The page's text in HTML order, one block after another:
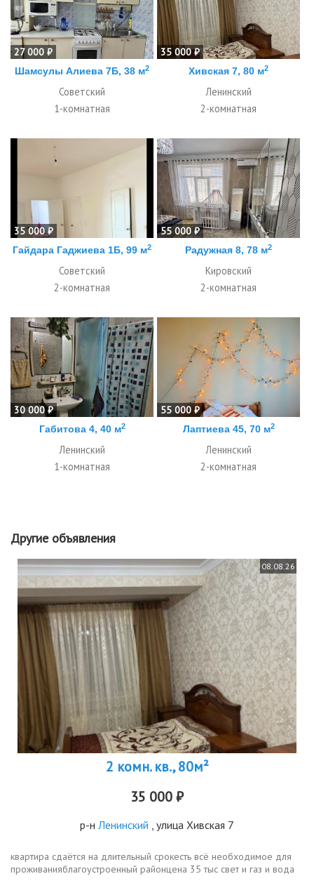
27 000 ₽
Шамсулы Алиева 7Б, 38 м2
Советский
1-комнатная
35 000 ₽
Хивская 7, 80 м2
Ленинский
2-комнатная
35 000 ₽
Гайдара Гаджиева 1Б, 99 м2
Советский
2-комнатная
55 000 ₽
Радужная 8, 78 м2
Кировский
2-комнатная
30 000 ₽
Габитова 4, 40 м2
Ленинский
1-комнатная
55 000 ₽
Лаптиева 45, 70 м2
Ленинский
2-комнатная
Другие объявления
08.08.26
2 комн. кв., 80м²
35 000 ₽
р-н Ленинский , улица Хивская 7
квартира сдаётся на длительный срокесть всё необходимое для
проживанияблагоустроенный районцена 35 тыс свет и газ и вода